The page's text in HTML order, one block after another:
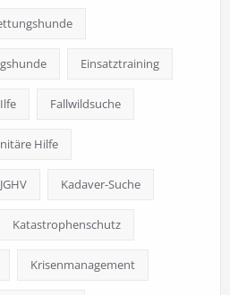
Einsatztraining
Fallwildsuche
Hilfe
JGHV Kadaver-Suche
Katastrophenschutz
Krisenmanagement